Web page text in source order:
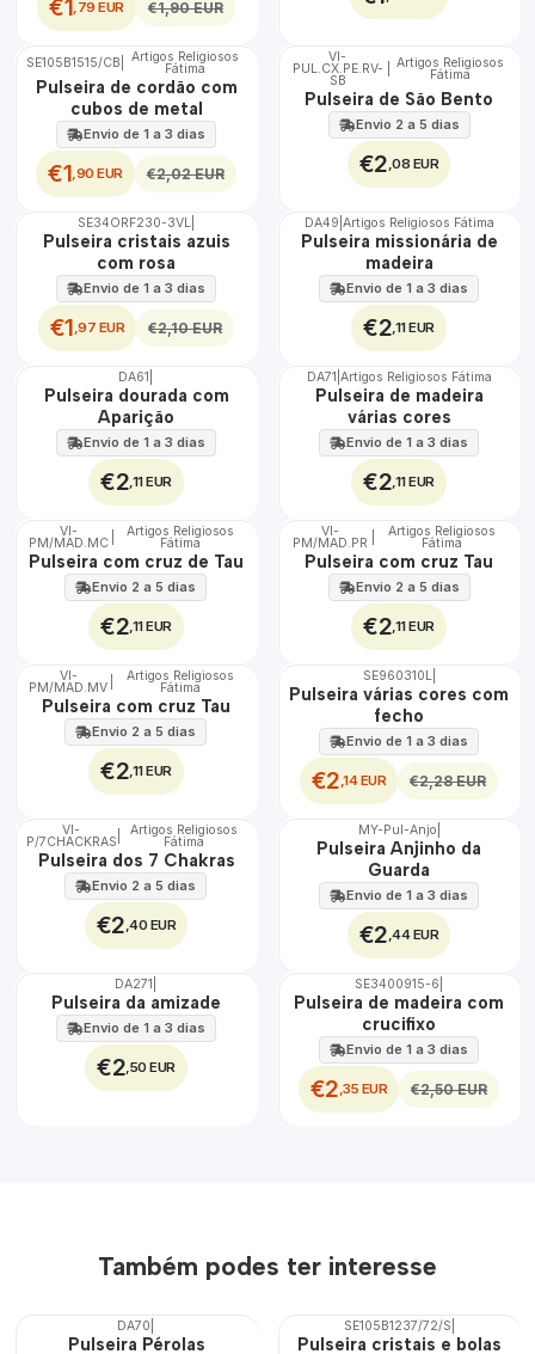
€1 ,79 EUR €1,90 EUR
DESCONTO
SE105B1515/CB Artigos Religiosos
Fátima
Pulseira de cordão com
cubos de metal
Envio de 1 a 3 dias
€1 ,90 EUR €2,02 EUR
VI-
PUL.CX.PE.RV-
SB
Artigos Religiosos
Fátima
Pulseira de São Bento
Envio 2 a 5 dias
€2 ,08 EUR
DESCONTO
SE34ORF230-3VL|
Pulseira cristais azuis
com rosa
Envio de 1 a 3 dias
€1 ,97 EUR €2,10 EUR
DA49 Artigos Religiosos Fátima
Pulseira missionária de
madeira
Envio de 1 a 3 dias
€2,11 EUR
Não Disponível
DA61
Pulseira dourada com
Aparição
Envio de 1 a 3 dias
€2,11 EUR
DA71 Artigos Religiosos Fátima
Pulseira de madeira
várias cores
Envio de 1 a 3 dias
€2,11 EUR
VI-
PM/MAD.MC
Artigos Religiosos
Fátima
Pulseira com cruz de Tau
Envio 2 a 5 dias
€2,11 EUR
VI-
PM/MAD.PR
Artigos Religiosos
Fátima
Pulseira com cruz Tau
Envio 2 a 5 dias
€2,11 EUR
VI-
PM/MAD.MV
Artigos Religiosos
Fátima
Pulseira com cruz Tau
Envio 2 a 5 dias
€2,11 EUR
DESCONTO
SE960310L|
Pulseira várias cores com
fecho
Envio de 1 a 3 dias
€2 ,14 EUR €2,28 EUR
VI-
P/7CHACKRAS
Artigos Religiosos
Fátima
Pulseira dos 7 Chakras
Envio 2 a 5 dias
€2 ,40 EUR
MY-Pul-Anjo
Pulseira Anjinho da
Guarda
Envio de 1 a 3 dias
€2 ,44 EUR
DA271
Pulseira da amizade
Envio de 1 a 3 dias
€2 ,50 EUR
DESCONTO
SE3400915-6
Pulseira de madeira com
crucifixo
Envio de 1 a 3 dias
€2 ,35 EUR €2,50 EUR
Também podes ter interesse
DA70
Pulseira Pérolas
SE105B1237/72/S
Pulseira cristais e bolas